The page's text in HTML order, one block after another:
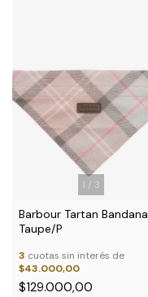
1 / 3
Barbour Tartan Bandana
Taupe/P
3 cuotas sin interés de
$43.000,00
$129.000,00